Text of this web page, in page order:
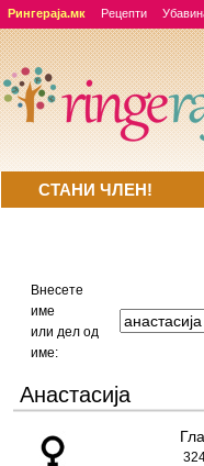
Рингераја.мк Рецепти
Внесете
име
или дел од
име:
Анастасија
СТАНИ ЧЛЕН!